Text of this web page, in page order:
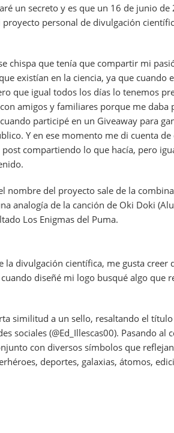
un secreto y es que un 16 de junio
personal de divulgación
chispa que tenía que compartir mi
existían en la ciencia, ya que cuando
que igual todos los días lo tenemos
amigos y familiares porque me daba
participé en un Giveaway para
Y en ese momento me di cuenta de
compartiendo lo que hacía, pero
nombre del proyecto sale de la
analogía de la canción de Oki Doki
Los Enigmas del Puma.
la divulgación científica, me gusta creer
diseñé mi logo busqué algo que
similitud a un sello, resaltando el título
sociales (@Ed_Illescas00). Pasando al
con diversos símbolos que
deportes, galaxias, átomos,